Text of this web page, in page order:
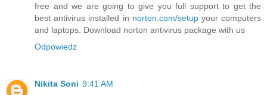
free and we are going to give you full support to get the
best antivirus installed in norton.com/setupyour computers
and laptops. Download norton antivirus package with us
Odpowiedz
Nikita Soni 9:41 AM